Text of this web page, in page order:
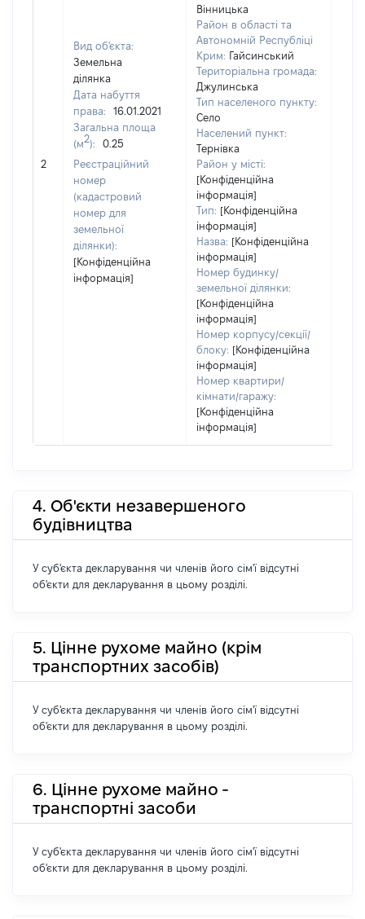
2
Вид об'єкта:
Земельна
ділянка
Дата набуття
права:
16.01.2021
Загальна площа
(м2):
0.25
Реєстраційний
номер
(кадастровий
номер для
земельної
ділянки):
[Конфіденційна
інформація]
Вінницька
Район в області та
Автономній Республіці
Крим: Гайсинський
Територіальна громада:
Джулинська
Тип населеного пункту:
Село
Населений пункт:
Тернівка
Район у місті:
[Конфіденційна
інформація]
Тип: [Конфіденційна
інформація]
Назва: [Конфіденційна
інформація]
Номер будинку/
земельної ділянки:
[Конфіденційна
інформація]
Номер корпусу/секції/
блоку: [Конфіденційна
інформація]
Номер квартири/
кімнати/гаражу:
[Конфіденційна
інформація]
4. Об'єкти незавершеного
будівництва
У суб'єкта декларування чи членів його сім'ї відсутні
об'єкти для декларування в цьому розділі.
5. Цінне рухоме майно (крім
транспортних засобів)
У суб'єкта декларування чи членів його сім'ї відсутні
об'єкти для декларування в цьому розділі.
6. Цінне рухоме майно -
транспортні засоби
У суб'єкта декларування чи членів його сім'ї відсутні
об'єкти для декларування в цьому розділі.